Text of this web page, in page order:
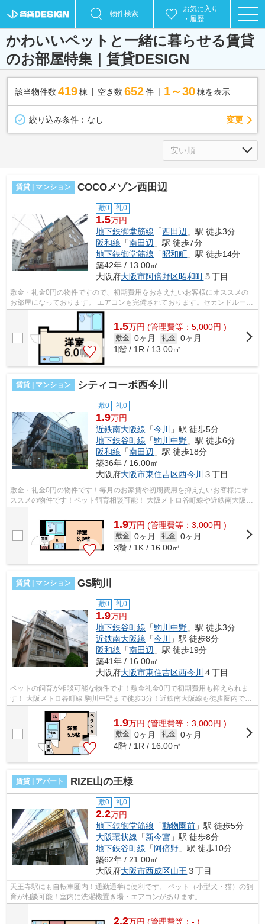
物件検索
お気に入り
・履歴
かわいいペットと一緒に暮らせる賃貸
のお部屋特集｜賃貸DESIGN
該当物件数 419棟 空き数 652 件 1～30 棟を表示
絞り込み条件： なし 変更
賃貸 | マンション COCOメゾン西田辺
敷0 礼0
1.5万円
地下鉄御堂筋線 「西田辺 」駅 徒歩3分
阪和線 「南田辺 」駅 徒歩7分
地下鉄御堂筋線 「昭和町 」駅 徒歩14分
築42年 / 13.00㎡
大阪府大阪市阿倍野区昭和町５丁目
敷金・礼金0円の物件ですので、初期費用をおさえたいお客様にオススメの
お部屋になっております。 エアコンも完備されております。セカンドルーム
としてもご活用ください！ ■□■□■□■□...
1.5万円 (管理費等：5,000円 )
敷金 0ヶ月 礼金 0ヶ月
1階 / 1R / 13.00㎡
賃貸 | マンション シティコーポ西今川
敷0 礼0
1.9万円
近鉄南大阪線 「今川
」駅 徒歩5分
地下鉄谷町線 「駒川中野 」駅 徒歩6分
阪和線 「南田辺 」駅 徒歩18分
築36年 / 16.00㎡
大阪府大阪市東住吉区西今川 ３丁目
敷金・礼金0円の物件です！毎月のお家賃や初期費用を抑えたいお客様にオ
ススメの物件です！ペット飼育相談可能！ 大阪メトロ谷町線や近鉄南大阪線
1.9万円 (管理費等：3,000円 )
敷金 0ヶ月 礼金 0ヶ月
3階 / 1K / 16.00㎡
賃貸 | マンション GS駒川
敷0 礼0
1.9万円
地下鉄谷町線 「駒川中野 」駅 徒歩3分
近鉄南大阪線 「今川
」駅 徒歩8分
阪和線 「南田辺 」駅 徒歩19分
築41年 / 16.00㎡
大阪府大阪市東住吉区西今川 ４丁目
ペットの飼育が相談可能な物件です！敷金礼金0円で初期費用も抑えられま
す！ 大阪メトロ谷町線 駒川中野まで徒歩3分！近鉄南大阪線も徒歩圏内で利
1.9万円 (管理費等：3,000円 )
敷金 0ヶ月 礼金 0ヶ月
4階 / 1R / 16.00㎡
賃貸 | アパート RIZE山の王様
敷0 礼0
2.2万円
地下鉄御堂筋線 「動物園前 」駅 徒歩5分
大阪環状線 「新今宮 」駅 徒歩8分
地下鉄谷町線 「 阿倍野 」駅 徒歩10分
築62年 / 21.00㎡
大阪府大阪市西成区山王 ３丁目
天王寺駅にも自転車圏内！通勤通学に便利です。 ペット（小型犬・猫）の飼
育が相談可能！室内に洗濯機置き場・エアコンがあります。
2.2万円 (管理費等：- )